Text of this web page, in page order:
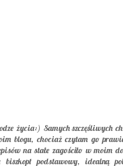
życia:) Samych szczęśliwych
blogu, chociaż czytam go
na stałe zagościło w moim
biszkopt podstawowy, idealną